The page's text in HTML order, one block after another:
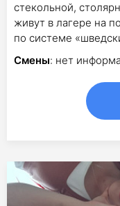
стекольной,
живут в лагере на
по системе
Смены: нет